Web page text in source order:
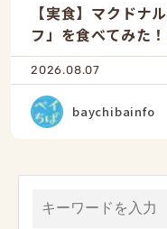
【実食】マクドナ
フ」を食べてみた
2026.08.07
baychibainfo